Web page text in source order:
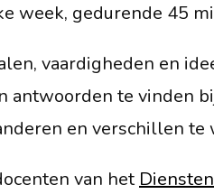
week, gedurende 45
vaardigheden en
antwoorden te vinden
en verschillen te
van het